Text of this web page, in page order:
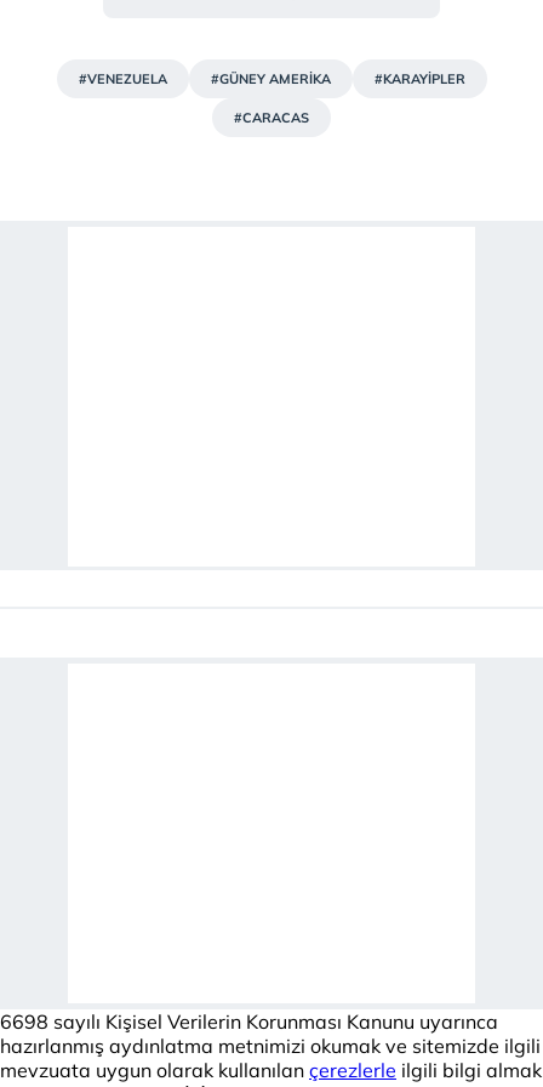
#VENEZUELA #GÜNEY AMERİKA #KARAYİPLER
#CARACAS
6698 sayılı Kişisel Verilerin Korunması Kanunu uyarınca
hazırlanmış aydınlatma metnimizi okumak ve sitemizde ilgili
mevzuata uygun olarak kullanılan çerezlerle ilgili bilgi almak